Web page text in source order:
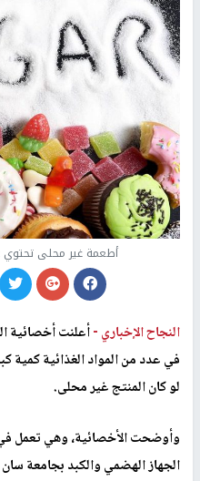
أطعمة غير محلى
النجاح الإخباري -أعلنت أخصائية
في عدد من المواد الغذائية كمية
لو كان المنتج غير محلى.
وأوضحت الأخصائية، وهي تعمل في
الجهاز الهضمي والكبد بجامعة سان